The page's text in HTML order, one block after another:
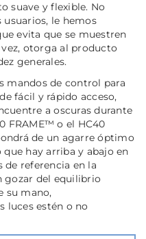
suave y flexible. No
le hemos
evita que se muestren
vez, otorga al producto
generales.
mandos de control para
fácil y rápido acceso,
a oscuras durante
FRAME™ o el HC40
de un agarre óptimo
que hay arriba y abajo en
de referencia en la
gozar del equilibrio
su mano,
luces estén o no